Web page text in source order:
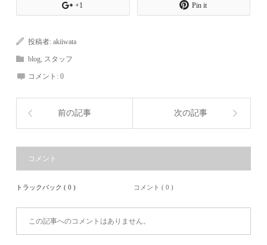
+1 Pin it
投稿者:akiiwata
blog スタッフ
コメント:0
前の記事 次の記事
コメント
トラックバック ( 0 ) コメント ( 0 )
この記事へのコメントはありません。